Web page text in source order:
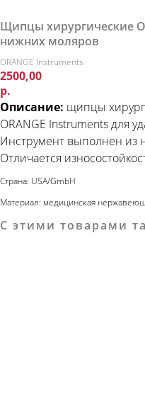
Щипцы хирургические
нижних моляров
ORANGE Instruments
2500,00
р.
Описание: щипцы
ORANGE Instrumentsдля
Инструмент выполнен из
Отличается
Страна: USA/GmbH
Материал: медицинская
С этими товарами